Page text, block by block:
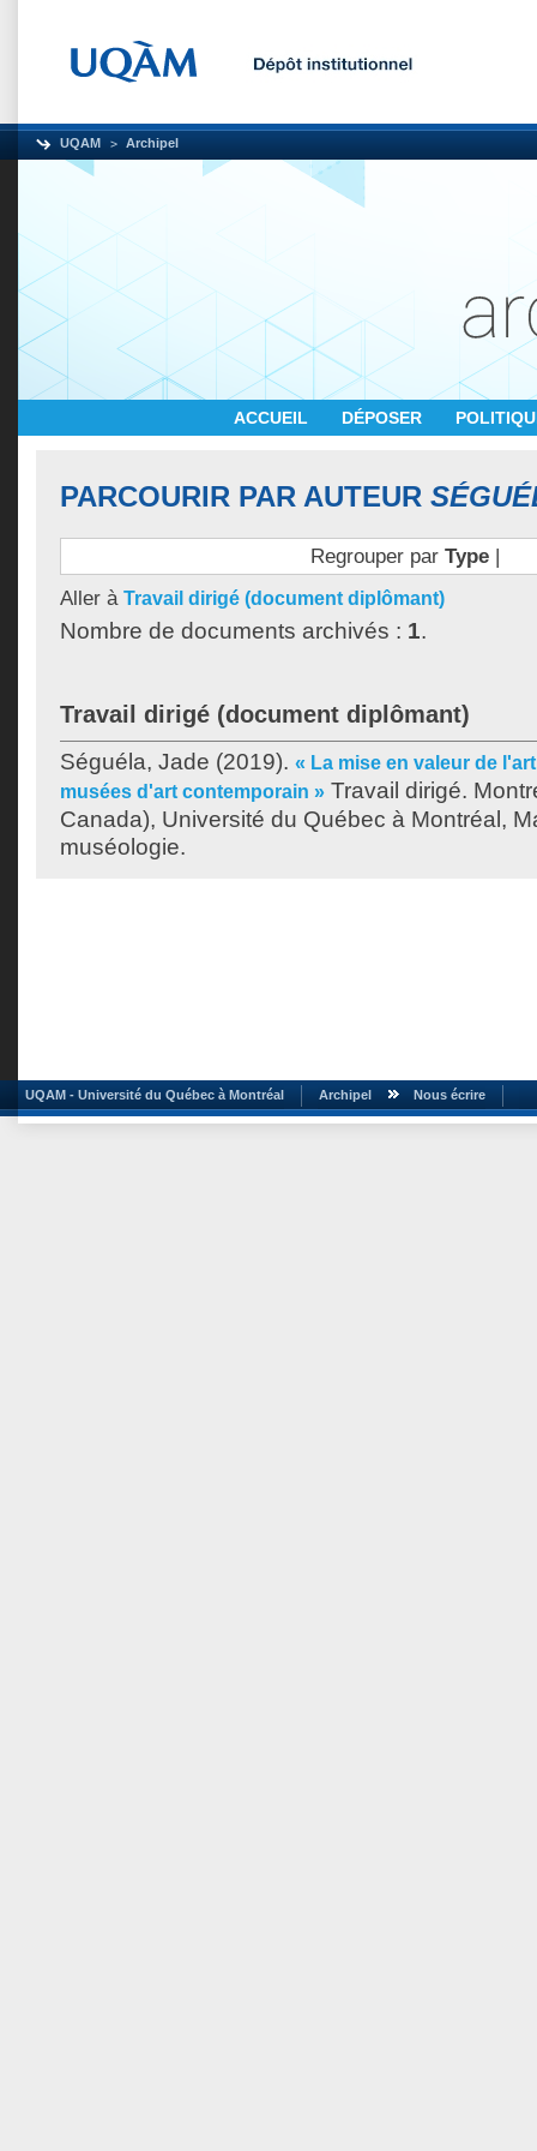
UQAM Archipel
ACCUEIL DÉPOSER
PARCOURIR PAR AUTEUR
Regrouper par Type|
Aller à Travail dirigé (document diplômant)
Nombre de documents archivés : 1.
Travail dirigé (document diplômant)
Séguéla, Jade (2019). « La mise en valeur de
musées d'art contemporain » Travail dirigé.
Canada), Université du Québec à Montréal,
muséologie.
UQAM - Université du Québec à Montréal Archipel Nous écrire